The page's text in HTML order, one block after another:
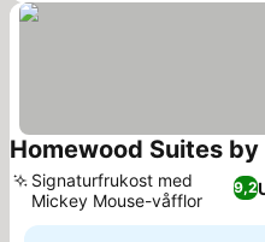
Homewood Suites
9,2
Signaturfrukost med
Mickey Mouse-våfflor